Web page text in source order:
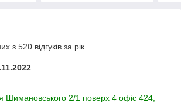
з 520 відгуків за рік
Шимановського 2/1 поверх 4 офіс 424,